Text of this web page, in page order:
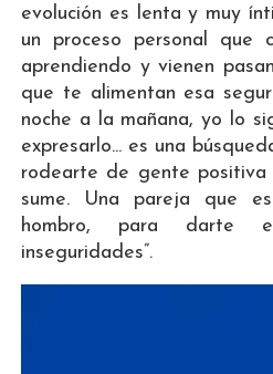
evolución es lenta y muy
un proceso personal que
aprendiendo y vienen
que te alimentan esa
noche a la mañana, yo lo
expresarlo... es una
rodearte de gente
sume. Una pareja que
hombro, para darte
inseguridades”.